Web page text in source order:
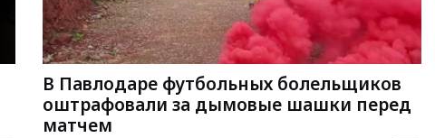
В Павлодаре футбольных болельщиков
оштрафовали за дымовые шашки перед
матчем